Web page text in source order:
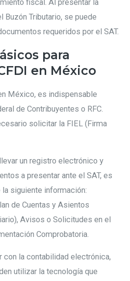
fiscal. Al presentar la
Buzón Tributario, se puede
requeridos por el SAT.
para
en México
México, es indispensable
de Contribuyentes o RFC.
solicitar la FIEL (Firma
un registro electrónico y
a presentar ante el SAT, es
siguiente información:
de Cuentas y Asientos
Avisos o Solicitudes en el
Comprobatoria.
con la contabilidad electrónica,
utilizar la tecnología que